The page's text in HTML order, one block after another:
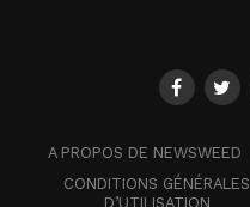
A PROPOS DE NEWSWEED
CONDITIONS GÉNÉRALES
D’UTILISATION